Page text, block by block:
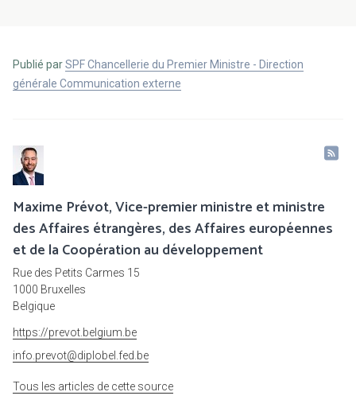
Publié parSPF Chancellerie du Premier Ministre - Direction
générale Communication externe
Maxime Prévot, Vice-premier ministre et ministre
des Affaires étrangères, des Affaires européennes
et de la Coopération au développement
Rue des Petits Carmes 15
1000 Bruxelles
Belgique
https://prevot.belgium.be
info.prevot@diplobel.fed.be
Tous les articles de cette source